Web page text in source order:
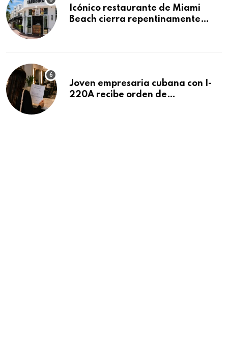
Icónico restaurante de Miami
Beach cierra repentinamente
Joven empresaria cubana con I-
220A recibe orden de